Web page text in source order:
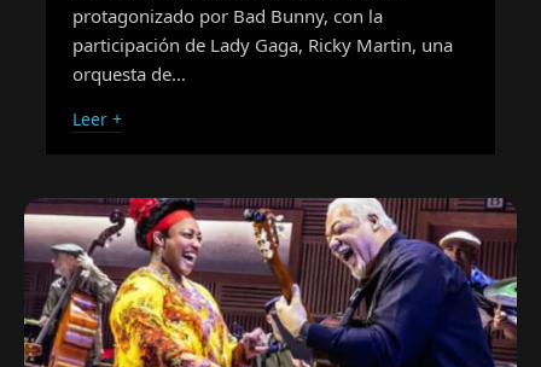
protagonizado por Bad Bunny, con la
participación de Lady Gaga, Ricky Martin, una
orquesta de…
Leer +